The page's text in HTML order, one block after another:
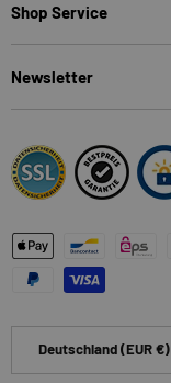
Shop Service
Newsletter
Zahlungsmethoden
Deutschland (EUR €)